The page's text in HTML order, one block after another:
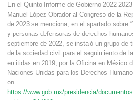
En el Quinto Informe de Gobierno 2022-
Manuel López Obrador al Congreso de la
de 2023 se menciona, en el apartado sobre
y personas defensoras de derechos
septiembre de 2022, se instaló un grupo de
de la sociedad civil para el seguimiento de
emitidas en 2019, por la Oficina en México
Naciones Unidas para los Derechos
en
https://www.gob.mx/presidencia/